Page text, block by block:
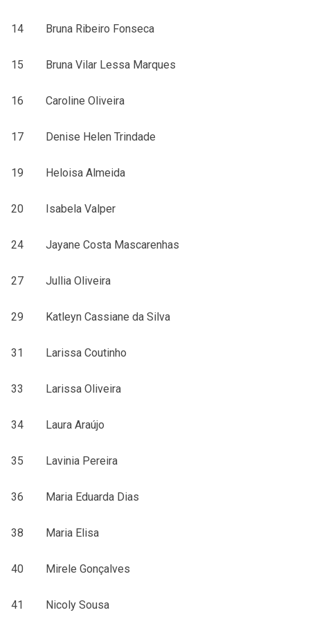
14 Bruna Ribeiro Fonseca
15 Bruna Vilar Lessa Marques
16 Caroline Oliveira
17 Denise Helen Trindade
19 Heloisa Almeida
20 Isabela Valper
24 Jayane Costa Mascarenhas
27 Jullia Oliveira
29 Katleyn Cassiane da Silva
31 Larissa Coutinho
33 Larissa Oliveira
34 Laura Araújo
35 Lavinia Pereira
36 Maria Eduarda Dias
38 Maria Elisa
40 Mirele Gonçalves
41 Nicoly Sousa